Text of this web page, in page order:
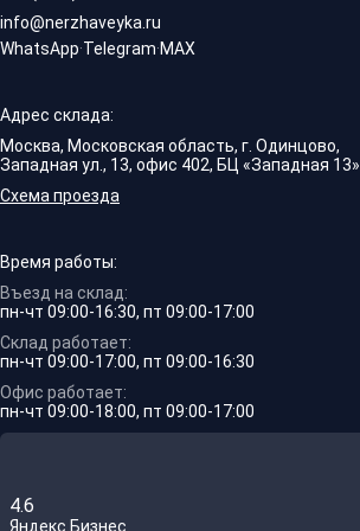
info@nerzhaveyka.ru
WhatsApp·Telegram·MAX
Адрес склада:
Москва, Московская область, г. Одинцово,
Западная ул., 13, офис 402, БЦ «Западная 13».
Схема проезда
Время работы:
Въезд на склад:
пн-чт 09:00-16:30, пт 09:00-17:00
Склад работает:
пн-чт 09:00-17:00, пт 09:00-16:30
Офис работает:
пн-чт 09:00-18:00, пт 09:00-17:00
4.6
Яндекс.Бизнес